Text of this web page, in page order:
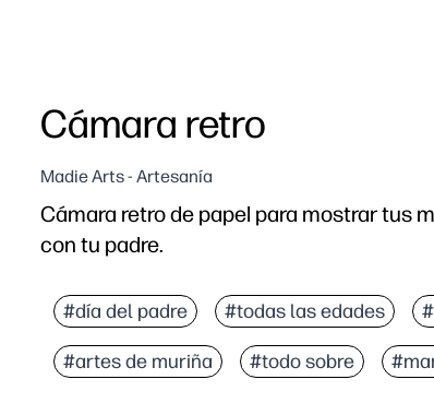
Cámara retro
Madie Arts - Artesanía
Cámara retro de papel para mostrar tus
con tu padre.
#día del padre #todas las edades
#artes de muriña #todo sobre